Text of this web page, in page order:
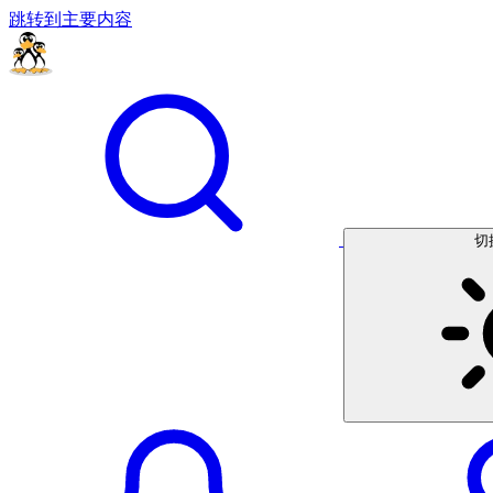
跳转到主要内容
切